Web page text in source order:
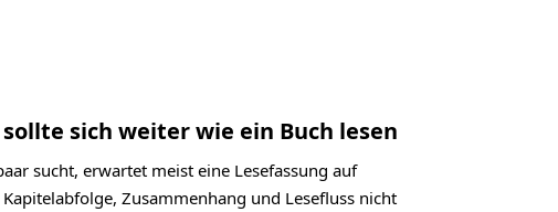
sollte sich weiter wie ein Buch lesen
sucht, erwartet meist eine Lesefassung auf
Zusammenhang und Lesefluss nicht